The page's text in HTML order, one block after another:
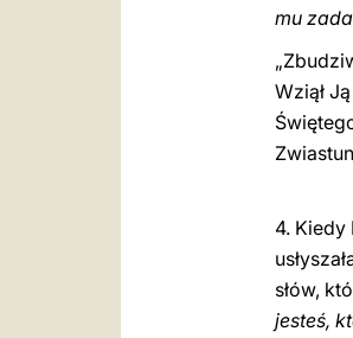
mu
Wziął
4. Kiedy
słów,
jesteś,